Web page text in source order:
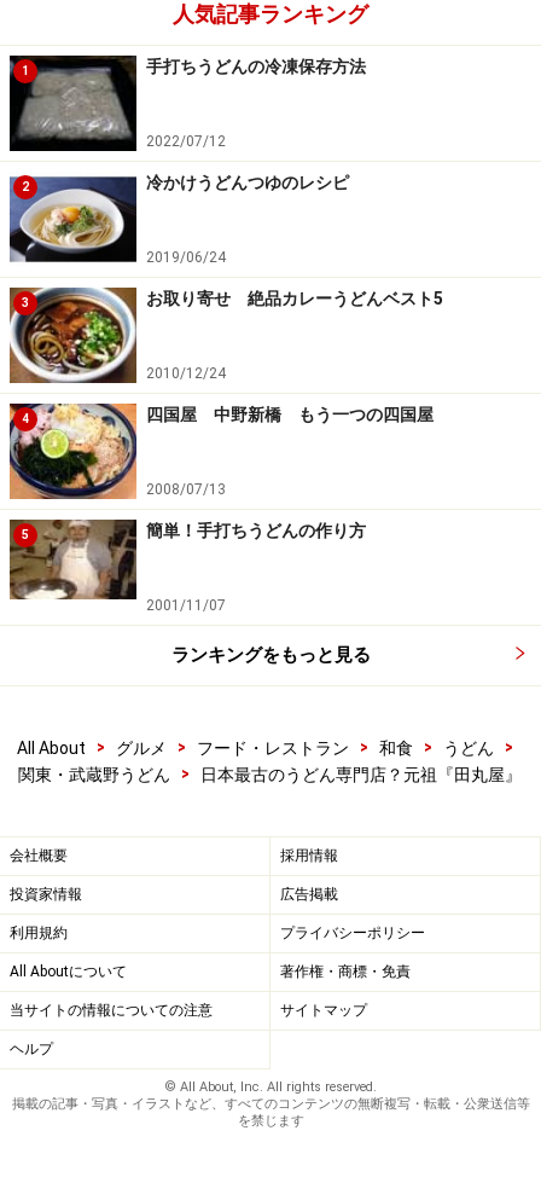
人気記事ランキング
1 手打ちうどんの冷凍保存方法
2022/07/12
2 冷かけうどんつゆのレシピ
2019/06/24
3 お取り寄せ 絶品カレーうどんベスト5
2010/12/24
4 四国屋 中野新橋 もう一つの四国屋
2008/07/13
5 簡単！手打ちうどんの作り方
2001/11/07
ランキングをもっと見る
All About > グルメ > フード・レストラン > 和食 > うどん
>
関東・武蔵野うどん
> 日本最古のうどん専門店？元祖『田丸屋』
会社概要 採用情報
投資家情報 広告掲載
利用規約 プライバシーポリシー
All Aboutについて 著作権・商標・免責
当サイトの情報についての注意 サイトマップ
ヘルプ
© All About, Inc. All rights reserved.
掲載の記事・写真・イラストなど、すべてのコンテンツの無断複写・転載・公衆送信等
を禁じます